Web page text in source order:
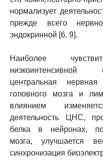
нормализует
прежде всего
эндокринной [6, 9].
Наиболее
низкоинтенсивной
центральная
головного мозга и
влиянием
деятельность ЦНС,
белка в нейронах,
мозга, улучшается
синхронизация